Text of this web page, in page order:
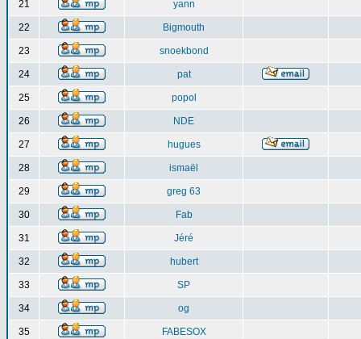
21 yann
22 Bigmouth
23 snoekbond
24 pat
25 popol
26 NDE
27 hugues
28 ismaël
29 greg 63
30 Fab
31 Jéré
32 hubert
33 SP
34 og
35 FABESOX